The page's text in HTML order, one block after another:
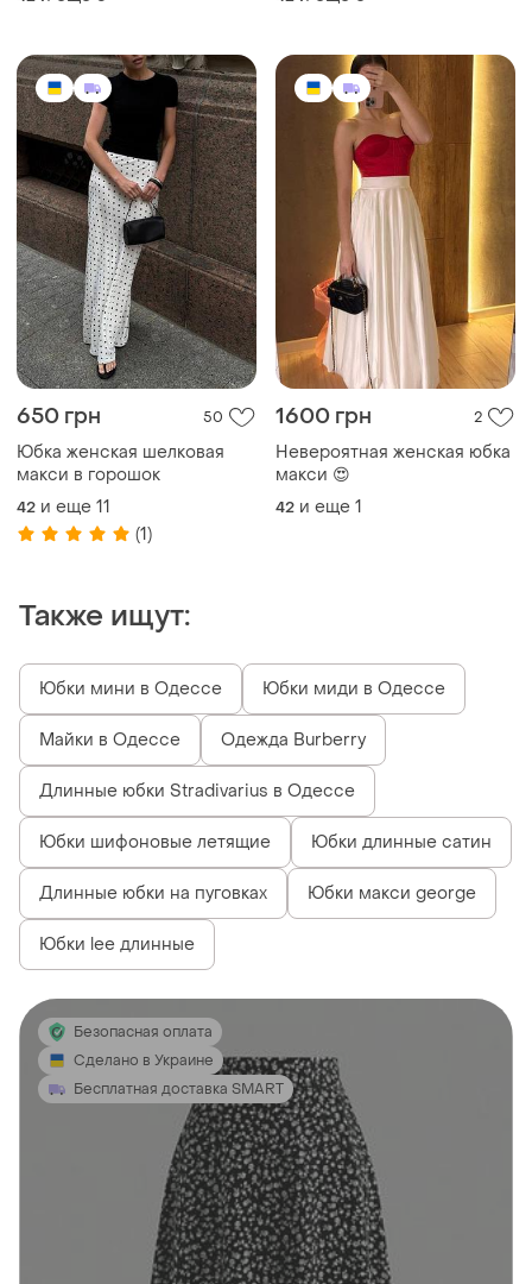
650 грн 50
Юбка женская шелковая
макси в горошок
42 и еще 11
(1)
1600 грн 2
Невероятная женская юбка
макси 😍
42 и еще 1
Также ищут:
Юбки мини в Одессе Юбки миди в Одессе
Майки в Одессе Одежда Burberry
Длинные юбки Stradivarius в Одессе
Юбки шифоновые летящие Юбки длинные сатин
Длинные юбки на пуговках Юбки макси george
Юбки lee длинные
Безопасная оплата
Сделано в Украине
Бесплатная доставка SMART